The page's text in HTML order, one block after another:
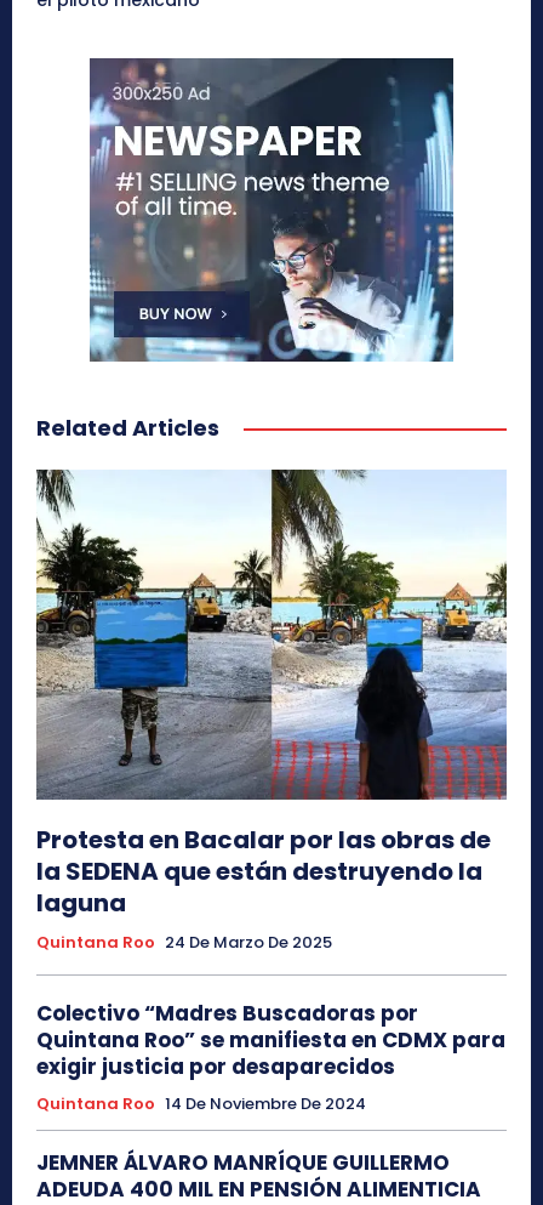
Related Articles
Protesta en Bacalar por las obras de
la SEDENA que están destruyendo la
laguna
Quintana Roo 24 De Marzo De 2025
Colectivo “Madres Buscadoras por
Quintana Roo” se manifiesta en CDMX para
exigir justicia por desaparecidos
Quintana Roo 14 De Noviembre De 2024
JEMNER ÁLVARO MANRÍQUE GUILLERMO
ADEUDA 400 MIL EN PENSIÓN ALIMENTICIA